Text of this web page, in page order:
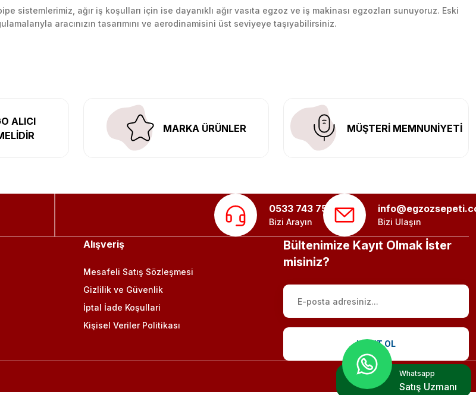
sistemlerimiz, ağır iş koşulları için ise dayanıklı ağır vasıta egzoz ve iş makinası egzozları sunuyoruz. Eski
aracınızın tasarımını ve aerodinamisini üst seviyeye taşıyabilirsiniz.
profesyonel montaj yapıyor, Türkiye’nin her yerine güvenli kargo ile teslimat gerçekleştiriyoruz.
ALICI
MARKA ÜRÜNLER MÜŞTERİ MEMNUNİYETİ
0533 743 75 56
Bizi Arayın Bizi Ulaşın
Alışveriş
Mesafeli Satış Sözleşmesi
Gizlilik ve Güvenlik
İptal İade Koşullari
Kişisel Veriler Politikası
Bültenimize Kayıt Olmak İster
misiniz?
KAYIT OL
Whatsapp
Satış Uzmanı